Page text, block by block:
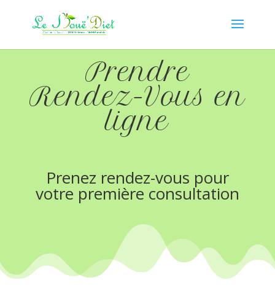
Prendre
Rendez-Vous en
ligne
Prenez rendez-vous pour
votre première consultation